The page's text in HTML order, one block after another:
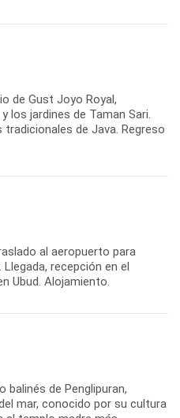
de Gust Joyo Royal,
los jardines de Taman Sari.
de Java. Regreso
al aeropuerto para
recepción en el
Ubud. Alojamiento.
balinés de Penglipuran,
mar, conocido por su cultura